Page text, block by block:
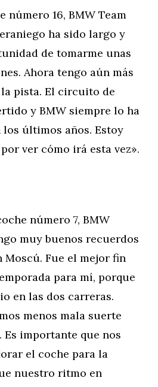
número 16, BMW Team
ha sido largo y
de tomarme unas
Ahora tengo aún más
pista. El circuito de
y BMW siempre lo ha
últimos años. Estoy
ver cómo irá esta vez».
número 7, BMW
muy buenos recuerdos
Moscú. Fue el mejor fin
para mí, porque
en las dos carreras.
menos mala suerte
Es importante que nos
el coche para la
nuestro ritmo en